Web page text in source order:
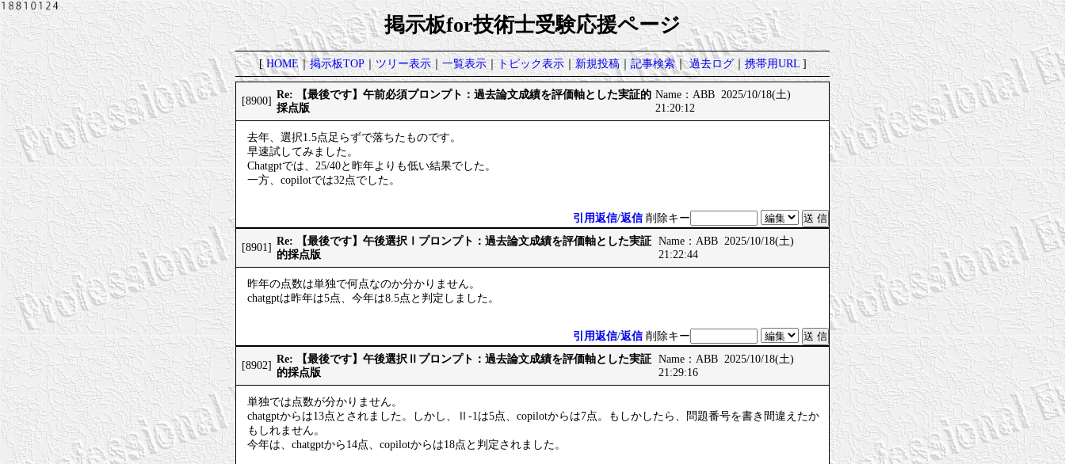
掲示板for技術士受験応援ページ
[HOME｜掲示板TOP｜ツリー表示｜一覧表示｜トピック表示｜新規投稿｜記事検索｜過去ログ｜携帯用URL]
[8900]
Re: 【最後です】午前必須プロンプト：過去論文成績を評価軸とした実証的
採点版
Name：ABB 2025/10/18(土)
21:20:12
去年、選択1.5点足らずで落ちたものです。
早速試してみました。
Chatgptでは、25/40と昨年よりも低い結果でした。
一方、copilotでは32点でした。
引用返信/返信 削除キー
[8901]
Re: 【最後です】午後選択Ⅰプロンプト：過去論文成績を評価軸とした実証
的採点版
Name：ABB 2025/10/18(土)
21:22:44
昨年の点数は単独で何点なのか分かりません。
chatgptは昨年は5点、今年は8.5点と判定しました。
引用返信/返信 削除キー
[8902]
Re: 【最後です】午後選択Ⅱプロンプト：過去論文成績を評価軸とした実証
的採点版
Name：ABB 2025/10/18(土)
21:29:16
単独では点数が分かりません。
chatgptからは13点とされました。しかし、Ⅱ-1は5点、copilotからは7点。もしかしたら、問題番号を書き間違えたか
もしれません。
今年は、chatgptから14点、copilotからは18点と判定されました。